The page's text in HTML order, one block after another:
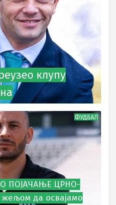
клупу
ФУДБАЛ
ПОЈАЧАЊЕ ЦРНО-
жељом да освајамо